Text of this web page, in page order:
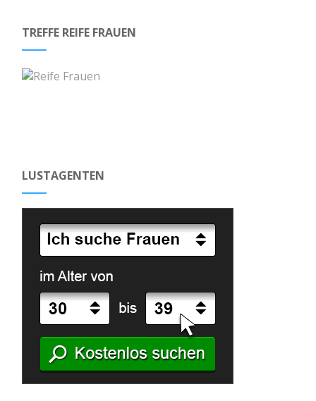
TREFFE REIFE FRAUEN
LUSTAGENTEN